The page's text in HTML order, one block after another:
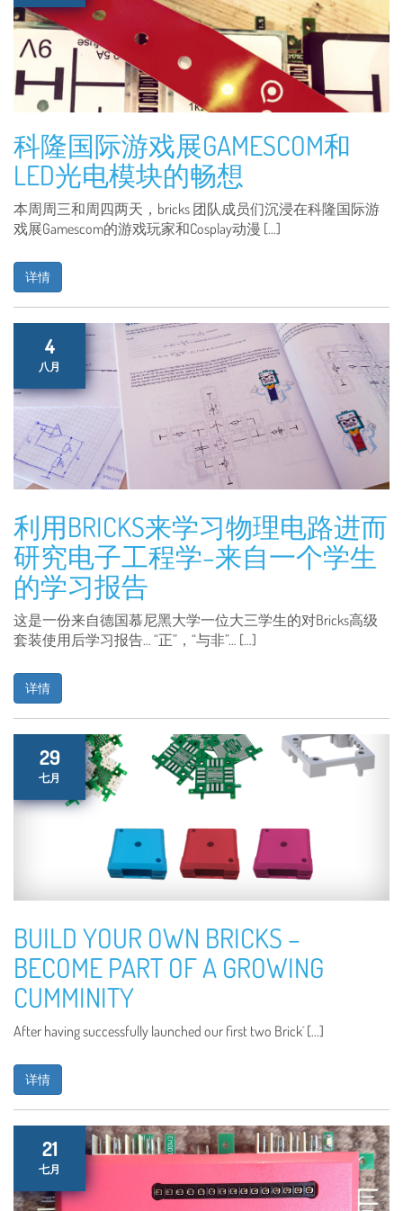
科隆国际游戏展GAMESCOM和
LED光电模块的畅想
本周周三和周四两天，bricks 团队成员们沉浸在科隆国际游
戏展Gamescom的游戏玩家和Cosplay动漫 […]
详情
4
八月
利用BRICKS来学习物理电路进而
研究电子工程学–来自一个学生
的学习报告
这是一份来自德国慕尼黑大学一位大三学生的对Bricks高级
套装使用后学习报告… “正”，“与非”… […]
详情
29
七月
BUILD YOUR OWN BRICKS –
BECOME PART OF A GROWING
CUMMINITY
After having successfully launched our first two Brick´ […]
详情
21
七月